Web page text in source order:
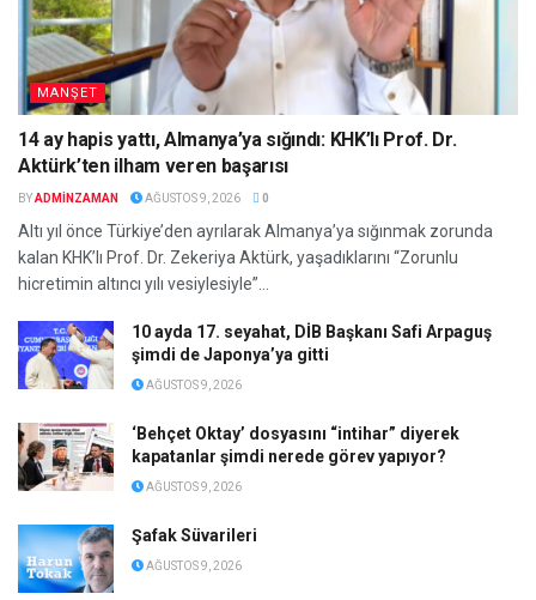
MANŞET
14 ay hapis yattı, Almanya’ya sığındı: KHK’lı Prof. Dr.
Aktürk’ten ilham veren başarısı
BYADMINZAMAN AĞUSTOS 9, 2026 0
Altı yıl önce Türkiye’den ayrılarak Almanya’ya sığınmak zorunda
kalan KHK’lı Prof. Dr. Zekeriya Aktürk, yaşadıklarını “Zorunlu
hicretimin altıncı yılı vesiylesiyle”...
10 ayda 17. seyahat, DİB Başkanı Safi Arpaguş
şimdi de Japonya’ya gitti
AĞUSTOS 9, 2026
‘Behçet Oktay’ dosyasını “intihar” diyerek
kapatanlar şimdi nerede görev yapıyor?
AĞUSTOS 9, 2026
Şafak Süvarileri
AĞUSTOS 9, 2026